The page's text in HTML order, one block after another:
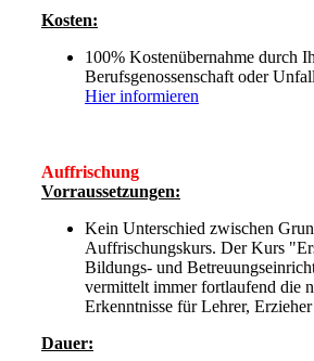
Kosten:
100% Kostenübernahme durch
Berufsgenossenschaft oder
Hier informieren
Auffrischung
Vorraussetzungen:
Kein Unterschied zwischen
Auffrischungskurs. Der Kurs
Bildungs- und
vermittelt immer fortlaufend die
Erkenntnisse für Lehrer,
Dauer: